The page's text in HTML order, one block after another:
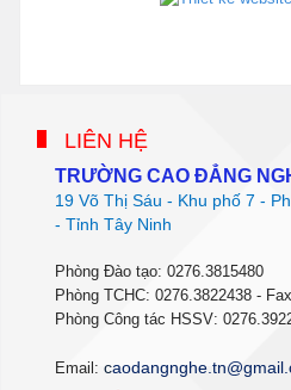
LIÊN HỆ
TRƯỜNG CAO ĐẲNG
19 Võ Thị Sáu - Khu phố 7 -
- Tỉnh Tây Ninh
Phòng Đào tạo: 0276.3815480
Phòng TCHC: 0276.3822438 -
Phòng Công tác HSSV:
Email: c